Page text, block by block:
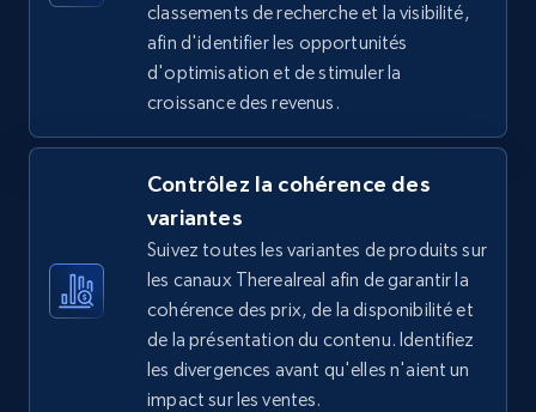
URL, Title, Available, Description, Currency, Initial
price, Final price, Discount percent, and more.
668+ Commencer
TikTok Shop - Collect TikTok shop products
by keywords search
URL, Title, Available, Description, Currency, Initial
price, Final price, Discount percent, and more.
classements de recherche et la visibilité,
afin d'identifier les opportunités
d'optimisation et de stimuler la
croissance des revenus.
Contrôlez la cohérence des
variantes
Suivez toutes les variantes de produits sur
les canaux Therealreal afin de garantir la
cohérence des prix, de la disponibilité et
de la présentation du contenu. Identifiez
les divergences avant qu'elles n'aient un
impact sur les ventes.